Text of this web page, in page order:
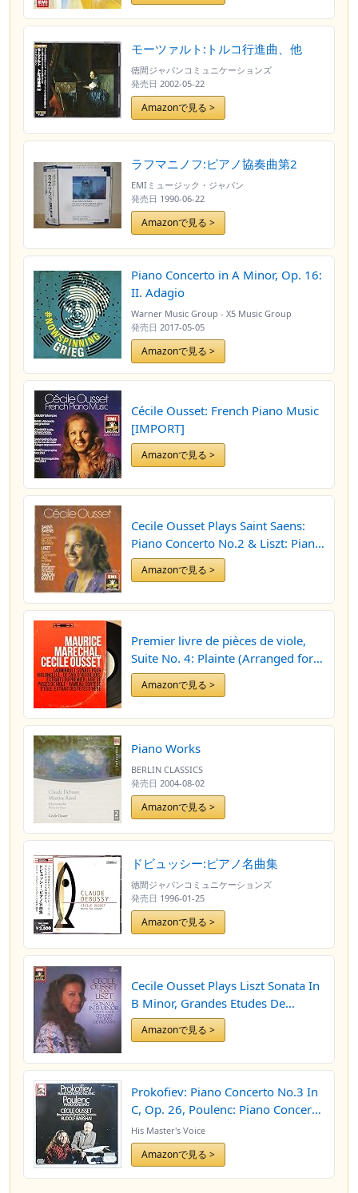
モーツァルト:トルコ行進曲、他
徳間ジャパンコミュニケーションズ
発売日 2002-05-22
Amazonで見る >
ラフマニノフ:ピアノ協奏曲第2
EMIミュージック・ジャパン
発売日 1990-06-22
Amazonで見る >
Piano Concerto in A Minor, Op. 16:
II. Adagio
Warner Music Group - X5 Music Group
発売日 2017-05-05
Amazonで見る >
Cécile Ousset: French Piano Music
[IMPORT]
Amazonで見る >
Cecile Ousset Plays Saint Saens:
Piano Concerto No.2 & Liszt: Piano
Concerto No. 1 (Import) (UK
Import)
Amazonで見る >
Premier livre de pièces de viole,
Suite No. 4: Plainte (Arranged for
Cello and Piano by Alexandre
Béon)
Amazonで見る >
Piano Works
BERLIN CLASSICS
発売日 2004-08-02
Amazonで見る >
ドビュッシー:ピアノ名曲集
徳間ジャパンコミュニケーションズ
発売日 1996-01-25
Amazonで見る >
Cecile Ousset Plays Liszt Sonata In
B Minor, Grandes Etudes De
Paganini
Amazonで見る >
Prokofiev: Piano Concerto No.3 In
C, Op. 26, Poulenc: Piano Concerto
[LP]
His Master's Voice
Amazonで見る >